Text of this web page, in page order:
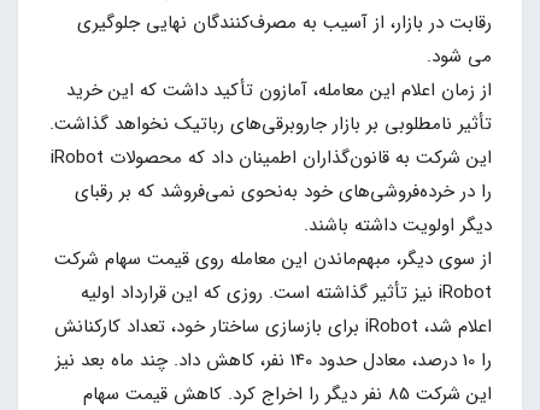
رقابت‌ در بازار، از آسیب به مصرف‌کنندگان نهایی جلوگیری
می شود.
از زمان اعلام این معامله، آمازون تأکید داشت که این خرید
تأثیر نامطلوبی بر بازار جاروبرقی‌های رباتیک نخواهد گذاشت.
این شرکت به قانون‌گذاران اطمینان داد که محصولات iRobot
را در خرده‌فروشی‌های خود به‌نحوی نمی‌فروشد که بر رقبای
دیگر اولویت داشته باشند.
از سوی دیگر، مبهم‌ماندن این معامله روی قیمت سهام شرکت
iRobot نیز تأثیر گذاشته است. روزی که این قرارداد اولیه
اعلام شد، iRobot برای بازسازی ساختار خود، تعداد کارکنانش
را 10 درصد، معادل حدود 140 نفر، کاهش داد. چند ماه بعد نیز
این شرکت 85 نفر دیگر را اخراج کرد. کاهش قیمت سهام